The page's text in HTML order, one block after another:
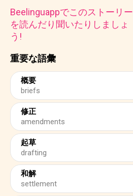
重要な語彙
概要
briefs
修正
amendments
起草
drafting
和解
settlement
Beelinguappでこのストーリー
を読んだり聞いたりしましょ
う!